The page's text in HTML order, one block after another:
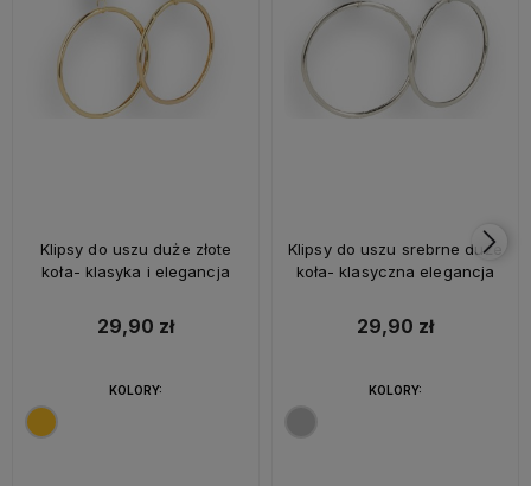
Klipsy do uszu duże złote
koła- klasyka i elegancja
29,90 zł
KOLORY:
Klipsy do uszu srebrne duże
koła- klasyczna elegancja
29,90 zł
KOLORY: